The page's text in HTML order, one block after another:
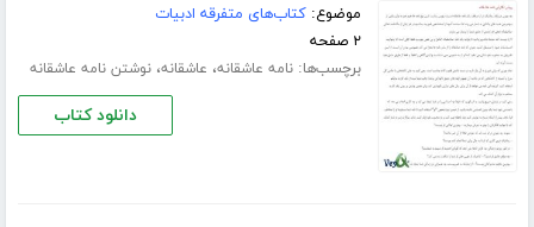
موضوع:کتاب‌های متفرقه ادبیات
۲ صفحه
برچسب‌ها:نامه عاشقانه، عاشقانه،نوشتن نامه عاشقانه
دانلود کتاب